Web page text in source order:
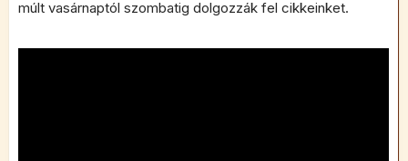
múlt vasárnaptól szombatig dolgozzák fel cikkeinket.